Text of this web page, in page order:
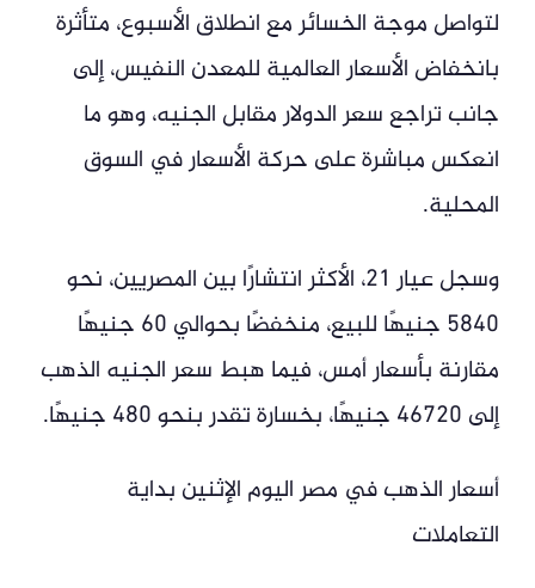
لتواصل موجة الخسائر مع انطلاق الأسبوع، متأثرة
بانخفاض الأسعار العالمية للمعدن النفيس، إلى
جانب تراجع سعر الدولار مقابل الجنيه، وهو ما
انعكس مباشرة على حركة الأسعار في السوق
المحلية.
وسجل عيار 21، الأكثر انتشارًا بين المصريين، نحو
5840 جنيهًا للبيع، منخفضًا بحوالي 60 جنيهًا
مقارنة بأسعار أمس، فيما هبط سعر الجنيه الذهب
إلى 46720 جنيهًا، بخسارة تقدر بنحو 480 جنيهًا.
أسعار الذهب في مصر اليوم الإثنين بداية
التعاملات